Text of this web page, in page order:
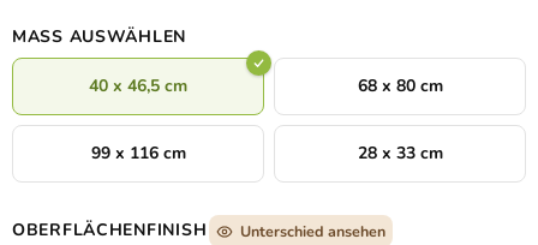
MASS AUSWÄHLEN
40 x 46,5 cm 68 x 80 cm
99 x 116 cm 28 x 33 cm
OBERFLÄCHENFINISH Unterschied ansehen